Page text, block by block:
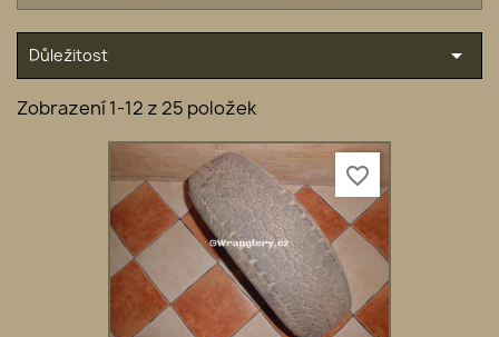
Důležitost 
Zobrazení 1-12 z 25 položek
favorite_border